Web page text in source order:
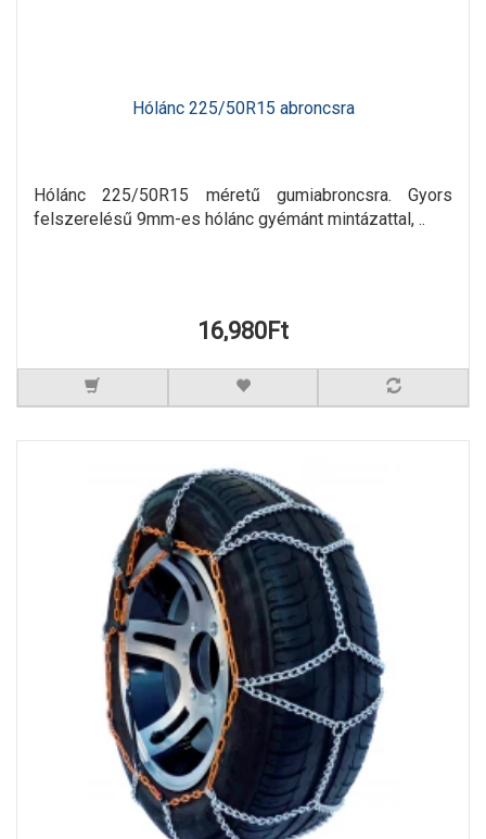
Hólánc 225/50R15 abroncsra
Hólánc 225/50R15 méretű gumiabroncsra. Gyors
felszerelésű 9mm-es hólánc gyémánt mintázattal, ..
16,980Ft